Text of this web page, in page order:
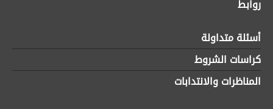
روابط
أسئلة متداولة
كراسات الشروط
المناظرات والانتدابات